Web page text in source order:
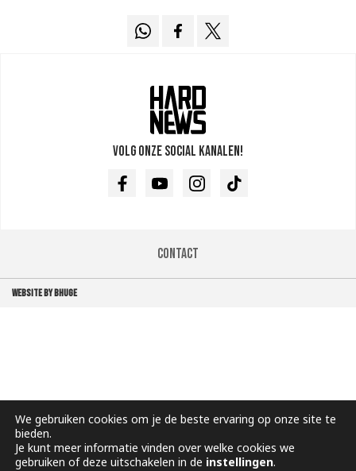
Volg onze social kanalen!
FacebookYoutubeInstagramTikTok
Contact
WEBSITE BY BHUGE
We gebruiken cookies om je de beste ervaring op onze site te
bieden.
Je kunt meer informatie vinden over welke cookies we
gebruiken of deze uitschakelen in de instellingen.